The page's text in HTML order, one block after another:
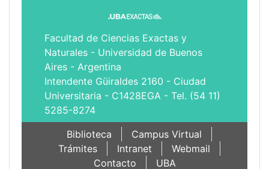
Facultad de Ciencias Exactas y
Naturales - Universidad de Buenos
Aires - Argentina
Intendente Güiraldes 2160 - Ciudad
Universitaria - C1428EGA - Tel. (54 11)
5285-8274
Biblioteca
Campus Virtual
Trámites
Intranet
Webmail
Contacto
UBA